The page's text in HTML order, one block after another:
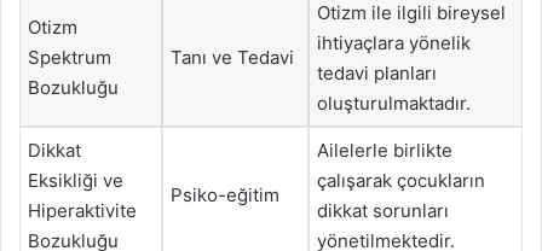
Otizm
Spektrum
Bozukluğu
Tanı ve Tedavi
Otizm ile ilgili bireysel
ihtiyaçlara yönelik
tedavi planları
oluşturulmaktadır.
Dikkat
Eksikliği ve
Hiperaktivite
Bozukluğu
Psiko-eğitim
Ailelerle birlikte
çalışarak çocukların
dikkat sorunları
yönetilmektedir.